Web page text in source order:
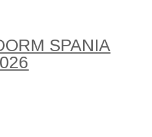
SPANIA